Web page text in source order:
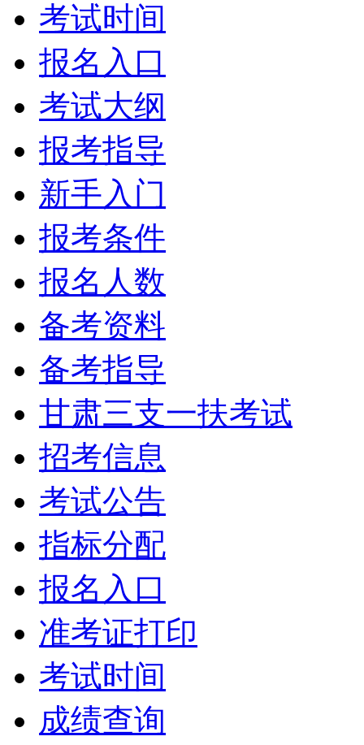
考试时间
报名入口
考试大纲
报考指导
新手入门
报考条件
报名人数
备考资料
备考指导
甘肃三支一扶考试
招考信息
考试公告
指标分配
报名入口
准考证打印
考试时间
成绩查询